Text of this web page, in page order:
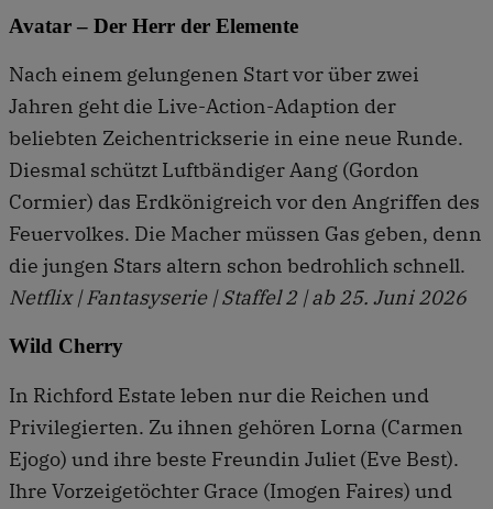
Avatar – Der Herr der Elemente
Nach einem gelungenen Start vor über zwei
Jahren geht die Live-Action-Adaption der
beliebten Zeichentrickserie in eine neue Runde.
Diesmal schützt Luftbändiger Aang (Gordon
Cormier) das Erdkönigreich vor den Angriffen des
Feuervolkes. Die Macher müssen Gas geben, denn
die jungen Stars altern schon bedrohlich schnell.
Netflix | Fantasyserie | Staffel 2 | ab 25. Juni 2026
Wild Cherry
In Richford Estate leben nur die Reichen und
Privilegierten. Zu ihnen gehören Lorna (Carmen
Ejogo) und ihre beste Freundin Juliet (Eve Best).
Ihre Vorzeigetöchter Grace (Imogen Faires) und